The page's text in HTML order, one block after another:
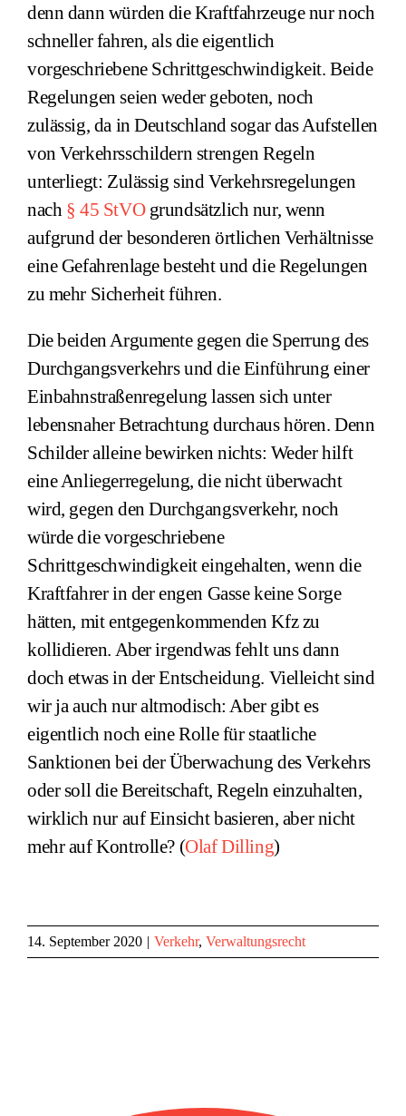
denn dann würden die Kraftfahrzeuge nur noch
schneller fahren, als die eigentlich
vorgeschriebene Schrittgeschwindigkeit. Beide
Regelungen seien weder geboten, noch
zulässig, da in Deutschland sogar das Aufstellen
von Verkehrsschildern strengen Regeln
unterliegt: Zulässig sind Verkehrsregelungen
nach § 45 StVOgrundsätzlich nur, wenn
aufgrund der besonderen örtlichen Verhältnisse
eine Gefahrenlage besteht und die Regelungen
zu mehr Sicherheit führen.
Die beiden Argumente gegen die Sperrung des
Durchgangsverkehrs und die Einführung einer
Einbahnstraßenregelung lassen sich unter
lebensnaher Betrachtung durchaus hören. Denn
Schilder alleine bewirken nichts: Weder hilft
eine Anliegerregelung, die nicht überwacht
wird, gegen den Durchgangsverkehr, noch
würde die vorgeschriebene
Schrittgeschwindigkeit eingehalten, wenn die
Kraftfahrer in der engen Gasse keine Sorge
hätten, mit entgegenkommenden Kfz zu
kollidieren. Aber irgendwas fehlt uns dann
doch etwas in der Entscheidung. Vielleicht sind
wir ja auch nur altmodisch: Aber gibt es
eigentlich noch eine Rolle für staatliche
Sanktionen bei der Überwachung des Verkehrs
oder soll die Bereitschaft, Regeln einzuhalten,
wirklich nur auf Einsicht basieren, aber nicht
mehr auf Kontrolle? (Olaf Dilling)
14. September 2020 | Verkehr, Verwaltungsrecht